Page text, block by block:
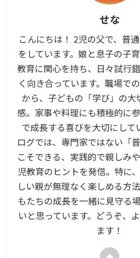
せな
こんにちは！ 2児の父で、普
をしています。娘と息子の子
教育に関心を持ち、日々試行
く向き合っています。職場で
から、子どもの「学び」の大
感。家事や料理にも積極的に
で成長する喜びを大切にして
ログでは、専門家ではない「
こそできる、実践的で親しみ
児教育のヒントを発信。特に
しい親が無理なく楽しめる方
もたちの成長を一緒に見守る
いと思っています。どうぞ、
ます！